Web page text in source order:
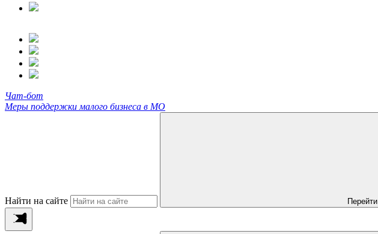
Чат-бот
Меры поддержки малого бизнеса в МО
Найти на сайте